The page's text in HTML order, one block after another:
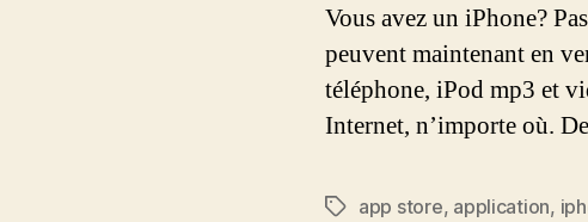
Vous avez un iPhone?
peuvent maintenant en
téléphone, iPod mp3 et
Internet, n’importe où.
Étiquettes
app store, application,